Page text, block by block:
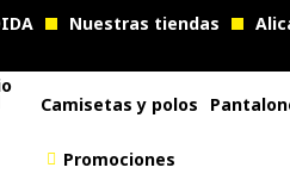
Nuestras tiendas
Camisetas y polos
Promociones